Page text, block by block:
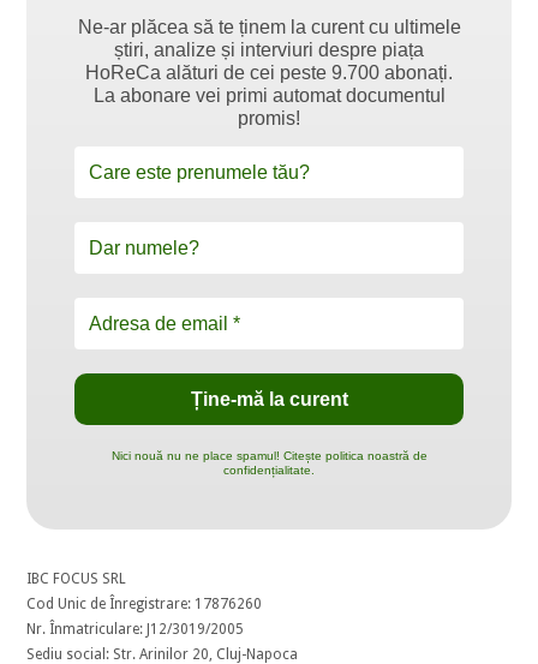
Ne-ar plăcea să te ținem la curent cu ultimele
știri, analize și interviuri despre piața
HoReCa alături de cei peste 9.700 abonați.
La abonare vei primi automat documentul
promis!
Nici nouă nu ne place spamul! Citește politica noastră de
confidențialitate.
IBC FOCUS SRL
Cod Unic de Înregistrare: 17876260
Nr. Înmatriculare: J12/3019/2005
Sediu social: Str. Arinilor 20, Cluj-Napoca